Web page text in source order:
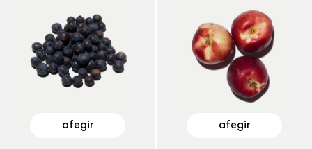
afegir afegir